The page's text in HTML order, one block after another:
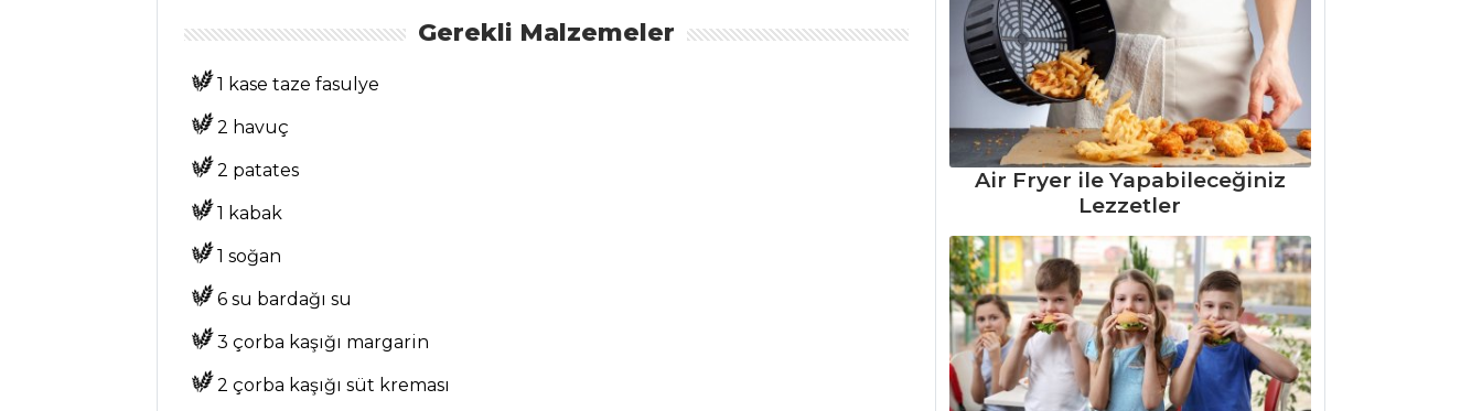
Otları Tarifi, Nasıl
Ekmekli Otlu
Patlıcan Salatası
Kabak Tarator
Tarifi, Nasıl Yapılır?
Gerekli Malzemeler
1 kase taze fasulye
2 havuç
2 patates
1 kabak
1 soğan
6 su bardağı su
3 çorba kaşığı margarin
2 çorba kaşığı süt kreması
Air Fryer ile Yapabileceğiniz
Lezzetler